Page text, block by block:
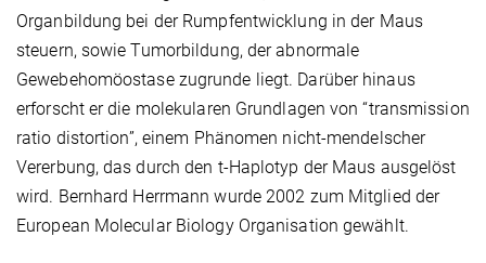
Organbildung bei der Rumpfentwicklung in der Maus
steuern, sowie Tumorbildung, der abnormale
Gewebehomöostase zugrunde liegt. Darüber hinaus
erforscht er die molekularen Grundlagen von “transmission
ratio distortion”, einem Phänomen nicht-mendelscher
Vererbung, das durch den t-Haplotyp der Maus ausgelöst
wird. Bernhard Herrmann wurde 2002 zum Mitglied der
European Molecular Biology Organisation gewählt.